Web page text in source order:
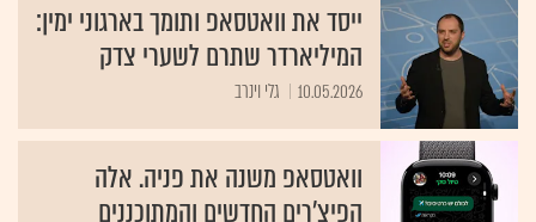
ייסד את וואטסאפ ותומך בארגוני ימין:
המיליארדר שתרם לשערי צדק
10.05.2026 גלי וינרב
וואטסאפ משנה את פניה. אלה
הפיצ'רים החדשים והמתוכננים